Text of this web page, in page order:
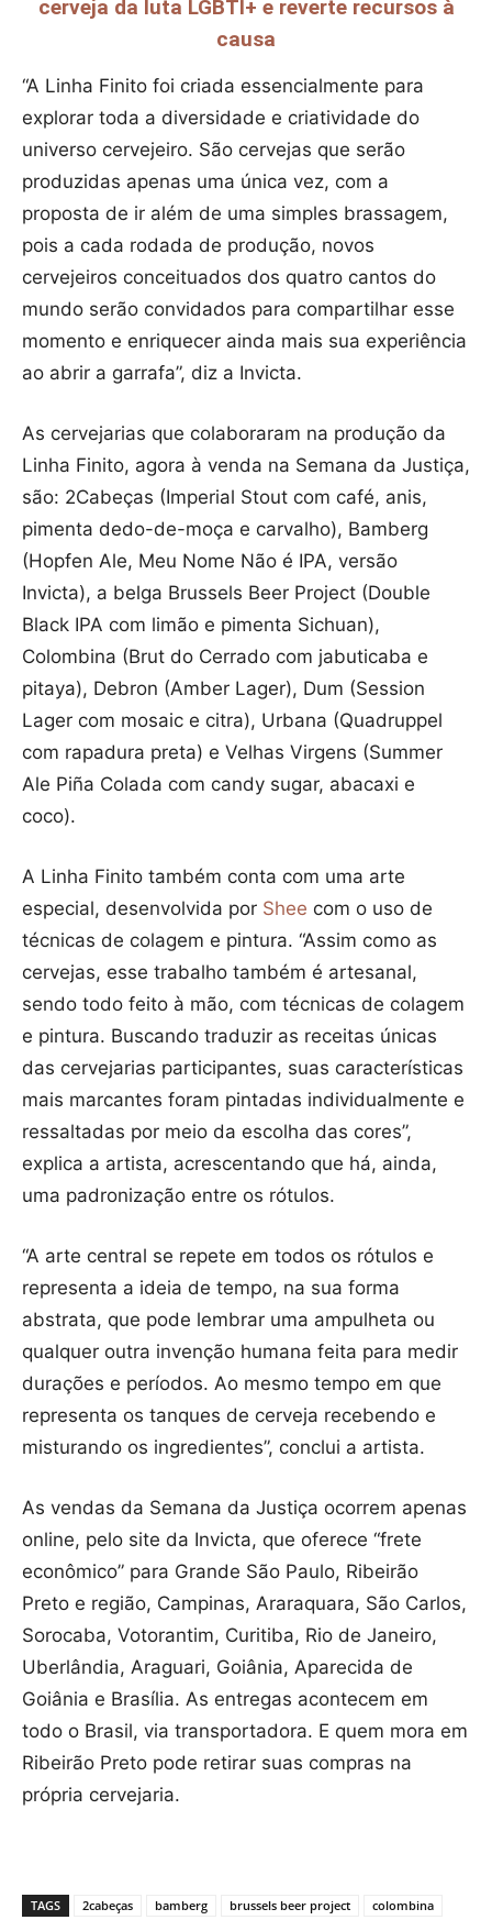
cerveja da luta LGBTI+ e reverte recursos à
causa
“A Linha Finito foi criada essencialmente para
explorar toda a diversidade e criatividade do
universo cervejeiro. São cervejas que serão
produzidas apenas uma única vez, com a
proposta de ir além de uma simples brassagem,
pois a cada rodada de produção, novos
cervejeiros conceituados dos quatro cantos do
mundo serão convidados para compartilhar esse
momento e enriquecer ainda mais sua experiência
ao abrir a garrafa”, diz a Invicta.
As cervejarias que colaboraram na produção da
Linha Finito, agora à venda na Semana da Justiça,
são: 2Cabeças (Imperial Stout com café, anis,
pimenta dedo-de-moça e carvalho), Bamberg
(Hopfen Ale, Meu Nome Não é IPA, versão
Invicta), a belga Brussels Beer Project (Double
Black IPA com limão e pimenta Sichuan),
Colombina (Brut do Cerrado com jabuticaba e
pitaya), Debron (Amber Lager), Dum (Session
Lager com mosaic e citra), Urbana (Quadruppel
com rapadura preta) e Velhas Virgens (Summer
Ale Piña Colada com candy sugar, abacaxi e
coco).
A Linha Finito também conta com uma arte
especial, desenvolvida por Shee com o uso de
técnicas de colagem e pintura. “Assim como as
cervejas, esse trabalho também é artesanal,
sendo todo feito à mão, com técnicas de colagem
e pintura. Buscando traduzir as receitas únicas
das cervejarias participantes, suas características
mais marcantes foram pintadas individualmente e
ressaltadas por meio da escolha das cores”,
explica a artista, acrescentando que há, ainda,
uma padronização entre os rótulos.
“A arte central se repete em todos os rótulos e
representa a ideia de tempo, na sua forma
abstrata, que pode lembrar uma ampulheta ou
qualquer outra invenção humana feita para medir
durações e períodos. Ao mesmo tempo em que
representa os tanques de cerveja recebendo e
misturando os ingredientes”, conclui a artista.
As vendas da Semana da Justiça ocorrem apenas
online, pelo site da Invicta, que oferece “frete
econômico” para Grande São Paulo, Ribeirão
Preto e região, Campinas, Araraquara, São Carlos,
Sorocaba, Votorantim, Curitiba, Rio de Janeiro,
Uberlândia, Araguari, Goiânia, Aparecida de
Goiânia e Brasília. As entregas acontecem em
todo o Brasil, via transportadora. E quem mora em
Ribeirão Preto pode retirar suas compras na
própria cervejaria.
TAGS 2cabeças bamberg brussels beer project colombina